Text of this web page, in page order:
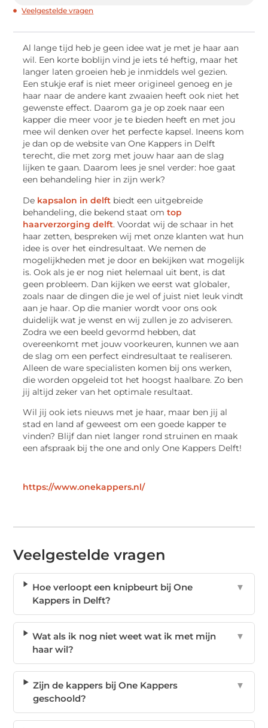
Veelgestelde vragen
Al lange tijd heb je geen idee wat je met je haar aan
wil. Een korte boblijn vind je iets té heftig, maar het
langer laten groeien heb je inmiddels wel gezien.
Een stukje eraf is niet meer origineel genoeg en je
haar naar de andere kant zwaaien heeft ook niet het
gewenste effect. Daarom ga je op zoek naar een
kapper die meer voor je te bieden heeft en met jou
mee wil denken over het perfecte kapsel. Ineens kom
je dan op de website van One Kappers in Delft
terecht, die met zorg met jouw haar aan de slag
lijken te gaan. Daarom lees je snel verder: hoe gaat
een behandeling hier in zijn werk?
De kapsalon in delft biedt een uitgebreide
behandeling, die bekend staat omtop
haarverzorging delft. Voordat wij de schaar in het
haar zetten, bespreken wij met onze klanten wat hun
idee is over het eindresultaat. We nemen de
mogelijkheden met je door en bekijken wat mogelijk
is. Ook als je er nog niet helemaal uit bent, is dat
geen probleem. Dan kijken we eerst wat globaler,
zoals naar de dingen die je wel of juist niet leuk vindt
aan je haar. Op die manier wordt voor ons ook
duidelijk wat je wenst en wij zullen je zo adviseren.
Zodra we een beeld gevormd hebben, dat
overeenkomt met jouw voorkeuren, kunnen we aan
de slag om een perfect eindresultaat te realiseren.
Alleen de ware specialisten komen bij ons werken,
die worden opgeleid tot het hoogst haalbare. Zo ben
jij altijd zeker van het optimale resultaat.
Wil jij ook iets nieuws met je haar, maar ben jij al
stad en land af geweest om een goede kapper te
vinden? Blijf dan niet langer rond struinen en maak
een afspraak bij the one and only One Kappers Delft!
https://www.onekappers.nl/
Veelgestelde vragen
Hoe verloopt een knipbeurt bij One
Kappers in Delft?
▼
Wat als ik nog niet weet wat ik met mijn
haar wil?
▼
Zijn de kappers bij One Kappers
geschoold?
▼